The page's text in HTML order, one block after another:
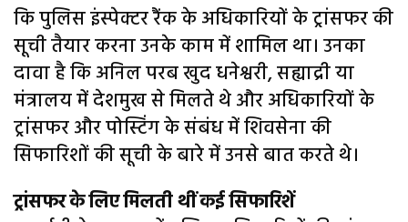
कि पुलिस इंस्पेक्टर रैंक के अधिकारियों के ट्रांसफर की
सूची तैयार करना उनके काम में शामिल था। उनका
दावा है कि अनिल परब खुद धनेश्वरी, सह्याद्री या
मंत्रालय में देशमुख से मिलते थे और अधिकारियों के
ट्रांसफर और पोस्टिंग के संबंध में शिवसेना की
सिफारिशों की सूची के बारे में उनसे बात करते थे।
ट्रांसफर के लिए मिलती थीं कई सिफारिशें